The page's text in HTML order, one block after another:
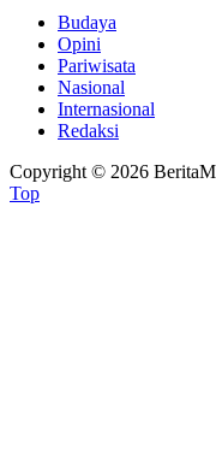
Budaya
Opini
Pariwisata
Nasional
Internasional
Redaksi
Copyright © 2026
Top